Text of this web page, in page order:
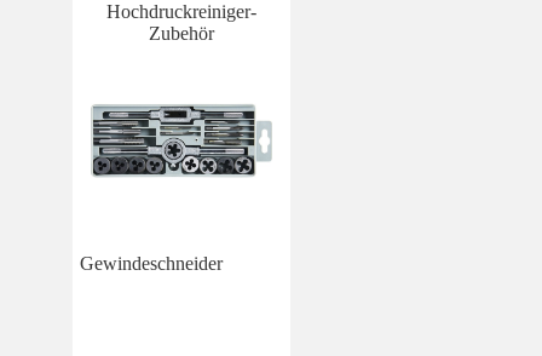
Hochdruckreiniger-
Zubehör
Gewindeschneider